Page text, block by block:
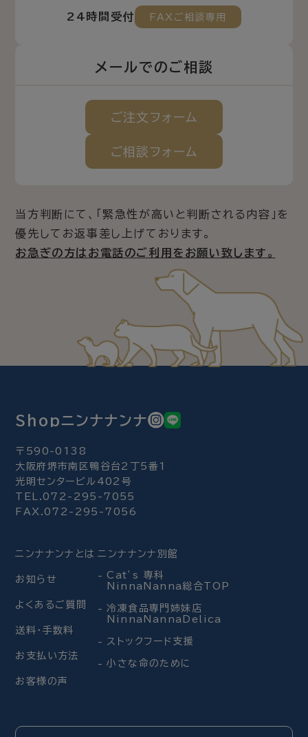
24時間受付 FAXご相談専用
メールでのご相談
ご注文 フォーム
ご相談 フォーム
当方判断にて、「緊急性が高いと判断される内容」を
優先してお返事差し上げております。
お急ぎの方はお電話のご利用をお願い致します。
Shopニンナナンナ
〒590-0138
大阪府堺市南区鴨谷台2丁5番1
光明センタービル402号
TEL.072-295-7055
FAX.072-295-7056
ニンナナンナとは
お知らせ
よくあるご質問
送料・手数料
お支払い方法
お客様の声
ニンナナンナ別館
Cat’s 専科
NinnaNanna総合TOP
冷凍食品専門姉妹店
NinnaNannaDelica
ストックフード支援
小さな命のために